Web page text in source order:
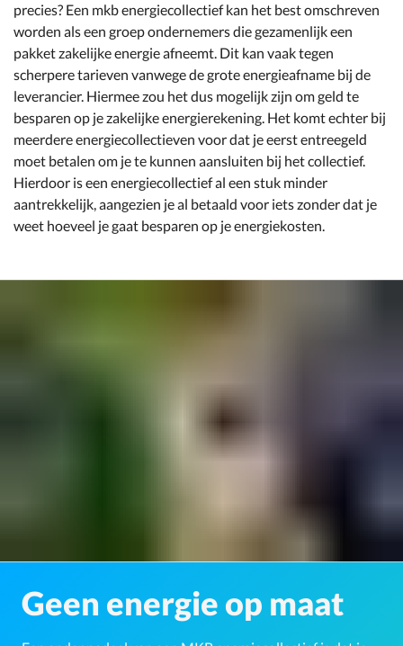
precies? Een mkb energiecollectief kan het best omschreven
worden als een groep ondernemers die gezamenlijk een
pakket zakelijke energie afneemt. Dit kan vaak tegen
scherpere tarieven vanwege de grote energieafname bij de
leverancier. Hiermee zou het dus mogelijk zijn om geld te
besparen op je zakelijke energierekening. Het komt echter bij
meerdere energiecollectieven voor dat je eerst entreegeld
moet betalen om je te kunnen aansluiten bij het collectief.
Hierdoor is een energiecollectief al een stuk minder
aantrekkelijk, aangezien je al betaald voor iets zonder dat je
weet hoeveel je gaat besparen op je energiekosten.
Geen energie op maat